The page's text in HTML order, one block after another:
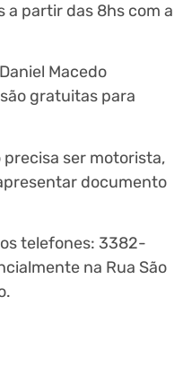
a partir das 8hs com a
Macedo
gratuitas para
ser motorista,
documento
telefones: 3382-
na Rua São